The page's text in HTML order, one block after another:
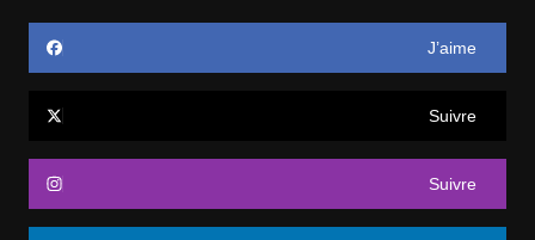
J’aime
Suivre
Suivre